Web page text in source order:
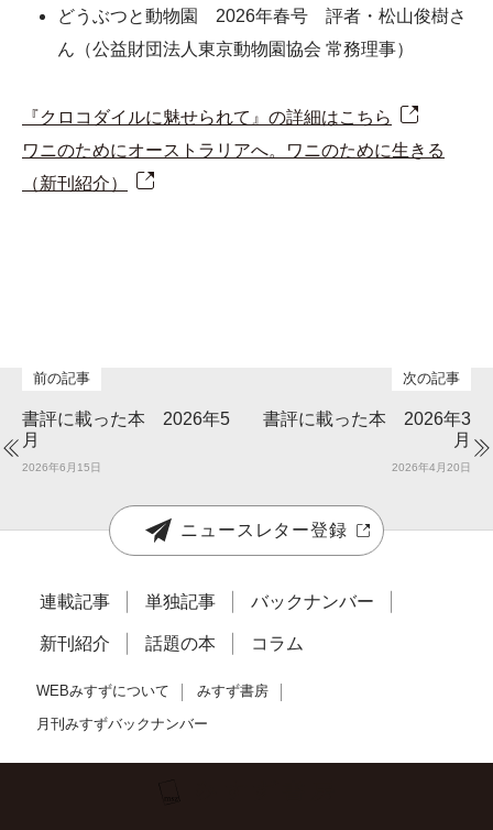
どうぶつと動物園 2026年春号 評者・松山俊樹さ
ん（公益財団法人東京動物園協会 常務理事）
『クロコダイルに魅せられて』の詳細はこちら
ワニのためにオーストラリアへ。ワニのために生きる
（新刊紹介）
書評に載った本 2026年5
月
2026年6月15日
書評に載った本 2026年3
月
2026年4月20日
ニュースレター登録
連載記事 単独記事 バックナンバー
新刊紹介 話題の本 コラム
WEBみすずについて みすず書房
月刊みすずバックナンバー